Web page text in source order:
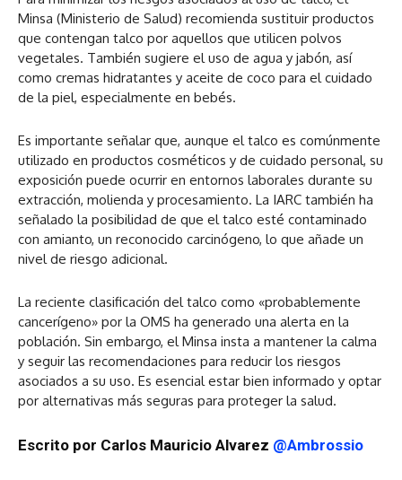
Minsa (Ministerio de Salud) recomienda sustituir productos
que contengan talco por aquellos que utilicen polvos
vegetales. También sugiere el uso de agua y jabón, así
como cremas hidratantes y aceite de coco para el cuidado
de la piel, especialmente en bebés.
Es importante señalar que, aunque el talco es comúnmente
utilizado en productos cosméticos y de cuidado personal, su
exposición puede ocurrir en entornos laborales durante su
extracción, molienda y procesamiento. La IARC también ha
señalado la posibilidad de que el talco esté contaminado
con amianto, un reconocido carcinógeno, lo que añade un
nivel de riesgo adicional.
La reciente clasificación del talco como «probablemente
cancerígeno» por la OMS ha generado una alerta en la
población. Sin embargo, el Minsa insta a mantener la calma
y seguir las recomendaciones para reducir los riesgos
asociados a su uso. Es esencial estar bien informado y optar
por alternativas más seguras para proteger la salud.
Escrito por Carlos Mauricio Alvarez @Ambrossio